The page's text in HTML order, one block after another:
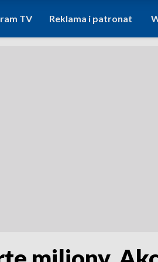
TV Reklama i patronat